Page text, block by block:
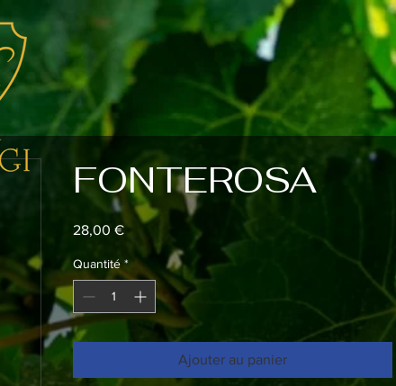
FONTEROSA
28,00 €Prix
Quantité *
Ajouter au panier